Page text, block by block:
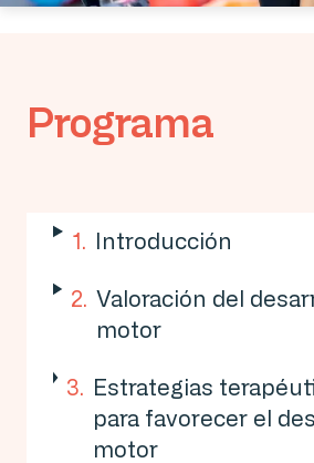
Programa
1. Introducción
2. Valoración del
motor
3. Estrategias
para favorecer el
motor